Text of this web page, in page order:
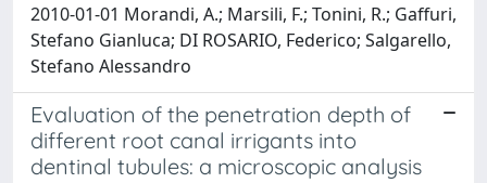
2010-01-01 Morandi, A.; Marsili, F.; Tonini, R.; Gaffuri,
Stefano Gianluca; DI ROSARIO, Federico; Salgarello,
Stefano Alessandro
Evaluation of the penetration depth of
different root canal irrigants into
dentinal tubules: a microscopic analysis